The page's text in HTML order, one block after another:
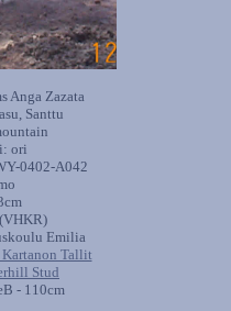
Anga Zazata
Santtu
ori
0402-A042
Emilia
Tallit
Stud
- 110cm